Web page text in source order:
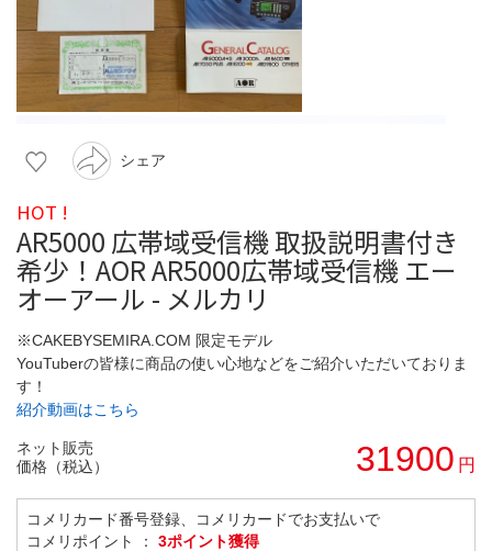
シェア
HOT !
AR5000 広帯域受信機 取扱説明書付き
希少！AOR AR5000広帯域受信機 エー
オーアール - メルカリ
※CAKEBYSEMIRA.COM 限定モデル
YouTuberの皆様に商品の使い心地などをご紹介いただいておりま
す！
紹介動画はこちら
ネット販売
価格（税込）
31900 円
コメリカード番号登録、コメリカードでお支払いで
コメリポイント ： 3ポイント獲得